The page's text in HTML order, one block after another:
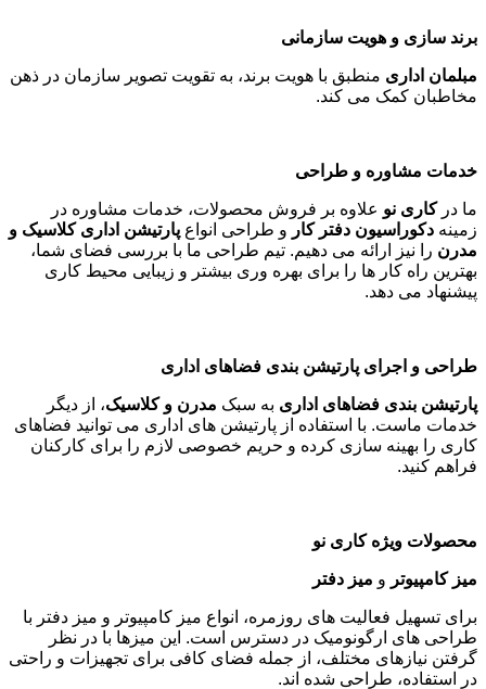
برند سازی و هویت سازمانی
مبلمان اداری منطبق با هویت برند، به تقویت تصویر سازمان در ذهن
مخاطبان کمک می کند.
خدمات مشاوره و طراحی
ما درکاری نو علاوه بر فروش محصولات، خدمات مشاوره در
زمینه دکوراسیون دفتر کار و طراحی انواع پارتیشن اداری کلاسیک و
مدرن را نیز ارائه می دهیم. تیم طراحی ما با بررسی فضای شما،
بهترین راه کار ها را برای بهره وری بیشتر و زیبایی محیط کاری
پیشنهاد می دهد.
طراحی و اجرای پارتیشن بندی فضاهای اداری
پارتیشن بندی فضاهای اداری به سبک مدرن و کلاسیک، از دیگر
خدمات ماست. با استفاده از پارتیشن های اداری می توانید فضاهای
کاری را بهینه سازی کرده و حریم خصوصی لازم را برای کارکنان
فراهم کنید.
محصولات ویژه کاری نو
میز کامپیوتر و میز دفتر
برای تسهیل فعالیت های روزمره، انواع میز کامپیوتر و میز دفتر با
طراحی های ارگونومیک در دسترس است. این میزها با در نظر
گرفتن نیازهای مختلف، از جمله فضای کافی برای تجهیزات و راحتی
در استفاده، طراحی شده اند.